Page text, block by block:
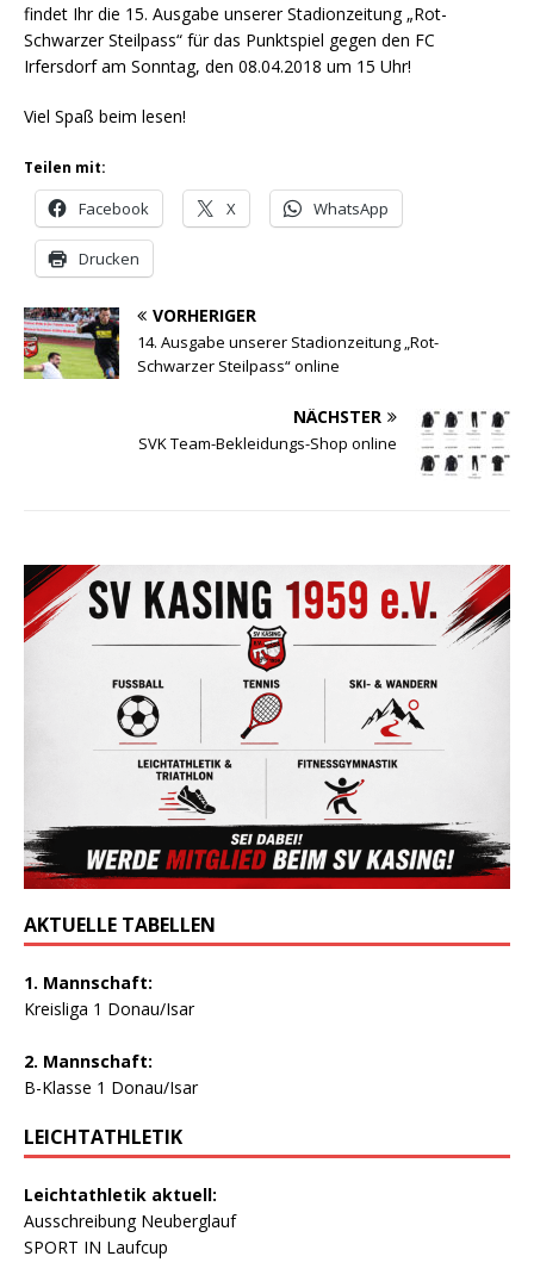
findet Ihr die 15. Ausgabe unserer Stadionzeitung „Rot-
Schwarzer Steilpass“ für das Punktspiel gegen den FC
Irfersdorf am Sonntag, den 08.04.2018 um 15 Uhr!
Viel Spaß beim lesen!
Teilen mit:
Facebook X WhatsApp
Drucken
VORHERIGER
14. Ausgabe unserer Stadionzeitung „Rot-
Schwarzer Steilpass“ online
NÄCHSTER
SVK Team-Bekleidungs-Shop online
AKTUELLE TABELLEN
1. Mannschaft:
Kreisliga 1 Donau/Isar
2. Mannschaft:
B-Klasse 1 Donau/Isar
LEICHTATHLETIK
Leichtathletik aktuell:
Ausschreibung Neuberglauf
SPORT IN Laufcup